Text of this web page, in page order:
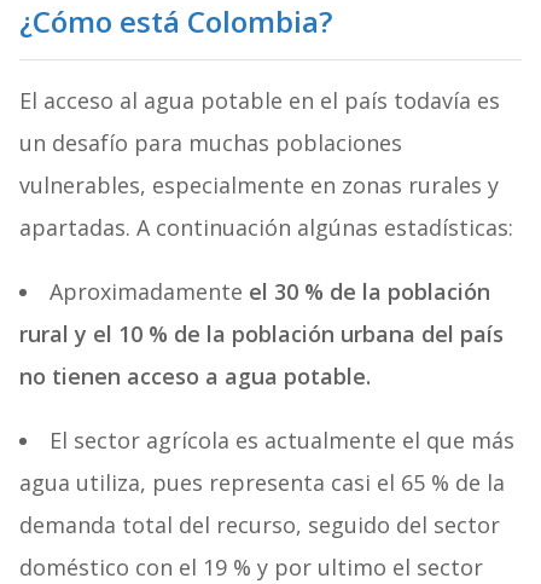
¿Cómo está Colombia?
El acceso al agua potable en el país todavía es
un desafío para muchas poblaciones
vulnerables, especialmente en zonas rurales y
apartadas. A continuación algúnas estadísticas:
Aproximadamente el 30 % de la población
rural y el 10 % de la población urbana del país
no tienen acceso a agua potable.
El sector agrícola es actualmente el que más
agua utiliza, pues representa casi el 65 % de la
demanda total del recurso, seguido del sector
doméstico con el 19 % y por ultimo el sector